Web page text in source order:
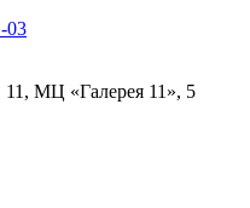
03
11, МЦ «Галерея 11», 5